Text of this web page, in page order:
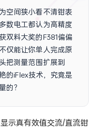
空间狭小看不清钳表
数电工都认为高精度
双料大奖的F381偏偏
仅能让你单人完成原
把测量范围扩展到
iFlex技术，究竟是
的？
示真有效值交流/直流钳